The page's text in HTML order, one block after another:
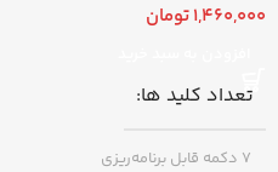
1,460,000تومان
تعداد کلید ها
7 دکمه قابل برنامه‌ریزی